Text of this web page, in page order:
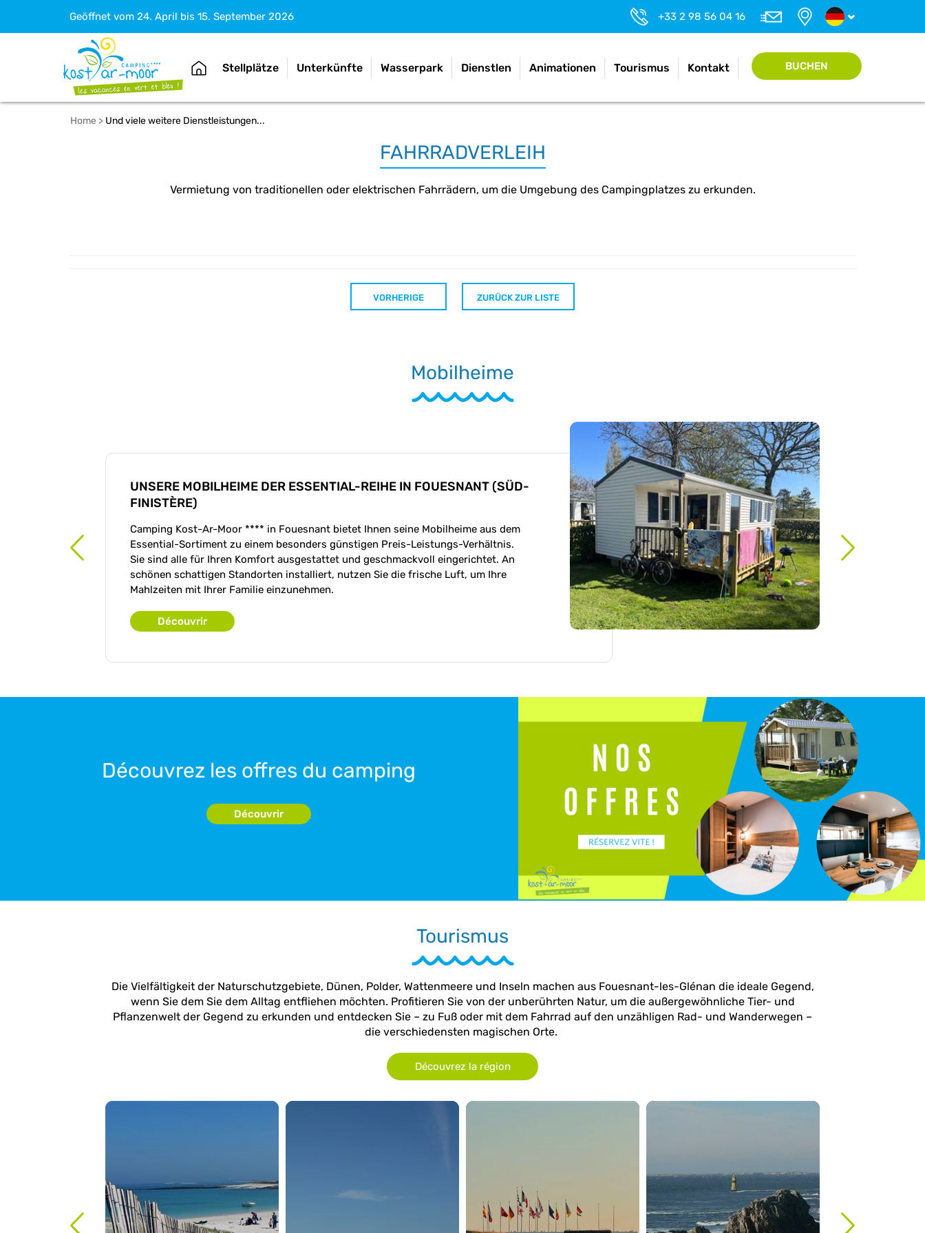
Geöffnet vom 24. April bis 15. September 2026 +33 2 98 56 04 16
Stellplätze Unterkünfte Wasserpark Dienstlen Animationen Tourismus Kontakt BUCHEN
Home > Und viele weitere Dienstleistungen...
FAHRRADVERLEIH
Vermietung von traditionellen oder elektrischen Fahrrädern, um die Umgebung des Campingplatzes zu erkunden.
VORHERIGE ZURÜCK ZUR LISTE
Mobilheime
UNSERE MOBILHEIME DER ESSENTIAL-REIHE IN FOUESNANT (SÜD-
FINISTÈRE)
Camping Kost-Ar-Moor **** in Fouesnant bietet Ihnen seine Mobilheime aus dem
Essential-Sortiment zu einem besonders günstigen Preis-Leistungs-Verhältnis.
Sie sind alle für Ihren Komfort ausgestattet und geschmackvoll eingerichtet. An
schönen schattigen Standorten installiert, nutzen Sie die frische Luft, um Ihre
Mahlzeiten mit Ihrer Familie einzunehmen.
Découvrir
Découvrez les offres du camping
Découvrir
Tourismus
Die Vielfältigkeit der Naturschutzgebiete, Dünen, Polder, Wattenmeere und Inseln machen aus Fouesnant-les-Glénan die ideale Gegend,
wenn Sie dem Sie dem Alltag entfliehen möchten. Profitieren Sie von der unberührten Natur, um die außergewöhnliche Tier- und
Pflanzenwelt der Gegend zu erkunden und entdecken Sie – zu Fuß oder mit dem Fahrrad auf den unzähligen Rad- und Wanderwegen –
die verschiedensten magischen Orte.
Découvrez la région